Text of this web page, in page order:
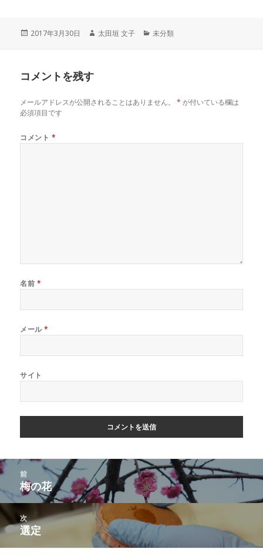
投
2017年3月30日
作
太田垣 文子
カ
未分類
コメントを残す
メールアドレスが公開されることはありません。 * が付いている欄は
必須項目です
コメント *
名前 *
メール*
サイト
投
ナ
ビ
ゲ
ー
シ
前
前
の
投
稿:
梅の花
次
次
選定